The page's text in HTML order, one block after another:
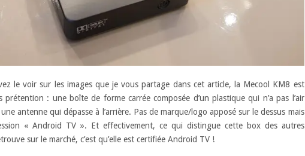
le voir sur les images que je vous partage dans cet article, la Mecool KM8 est
prétention : une boîte de forme carrée composée d’un plastique qui n’a pas l’air
antenne qui dépasse à l’arrière. Pas de marque/logo apposé sur le dessus mais
« Android TV ». Et effectivement, ce qui distingue cette box des autres
sur le marché, c’est qu’elle est certifiée Android TV !